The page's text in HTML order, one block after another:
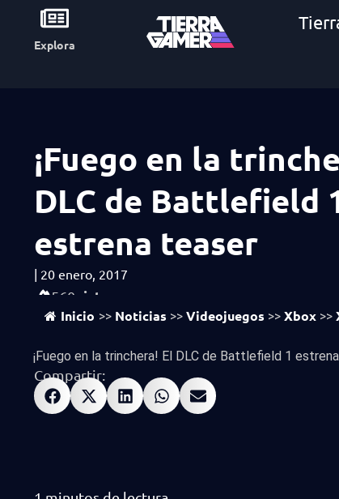
Explora
¡Fuego en la
DLC de Battlefield
estrena teaser
| 20 enero, 2017
560 vistas
Inicio >> Noticias >> Videojuegos >> Xbox >>
¡Fuego en la trinchera! El DLC de Battlefield 1
Compartir: